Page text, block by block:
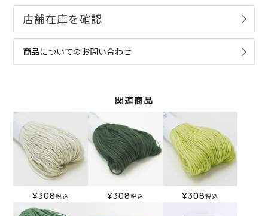
商品についてのお問い合わせ
関連商品
¥308税込 ¥308税込 ¥308税込